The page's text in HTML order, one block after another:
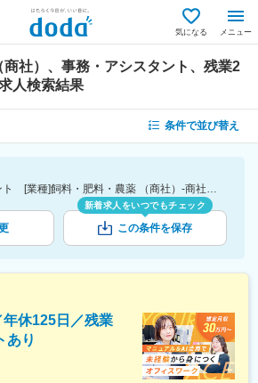
気になる メニュー
社）、事務・アシスタント、残業2
人検索結果
条件で並び替え
[職種]事務・アシスタント [業種]飼料・肥料・農薬 （商社）-商社業界 [詳細条件](休日・働き方)残業20時間未満
新着求人をいつでもチェック
この条件を保存
休125日／残業
あり